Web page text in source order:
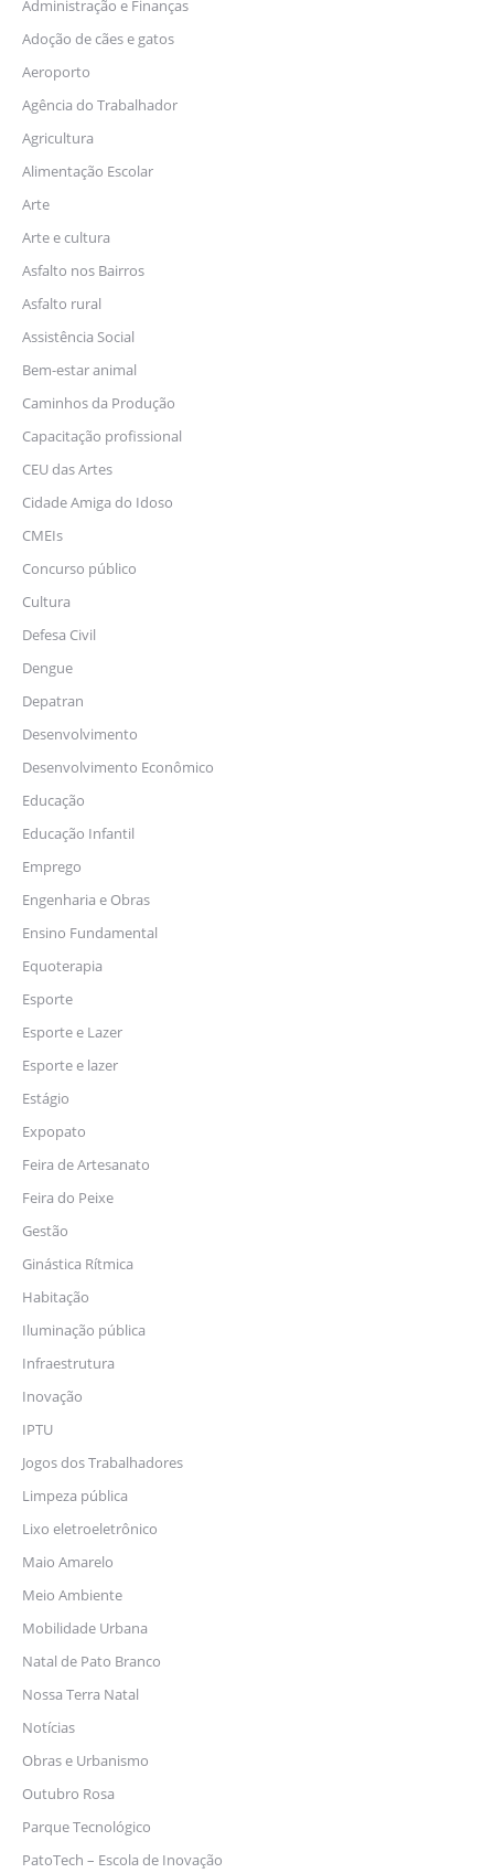
Administração e Finanças
Adoção de cães e gatos
Aeroporto
Agência do Trabalhador
Agricultura
Alimentação Escolar
Arte
Arte e cultura
Asfalto nos Bairros
Asfalto rural
Assistência Social
Bem-estar animal
Caminhos da Produção
Capacitação profissional
CEU das Artes
Cidade Amiga do Idoso
CMEIs
Concurso público
Cultura
Defesa Civil
Dengue
Depatran
Desenvolvimento
Desenvolvimento Econômico
Educação
Educação Infantil
Emprego
Engenharia e Obras
Ensino Fundamental
Equoterapia
Esporte
Esporte e Lazer
Esporte e lazer
Estágio
Expopato
Feira de Artesanato
Feira do Peixe
Gestão
Ginástica Rítmica
Habitação
Iluminação pública
Infraestrutura
Inovação
IPTU
Jogos dos Trabalhadores
Limpeza pública
Lixo eletroeletrônico
Maio Amarelo
Meio Ambiente
Mobilidade Urbana
Natal de Pato Branco
Nossa Terra Natal
Notícias
Obras e Urbanismo
Outubro Rosa
Parque Tecnológico
PatoTech – Escola de Inovação